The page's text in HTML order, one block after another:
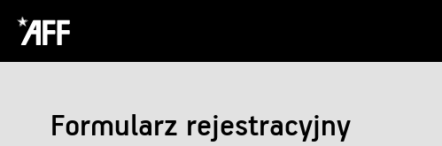
Formularz rejestracyjny